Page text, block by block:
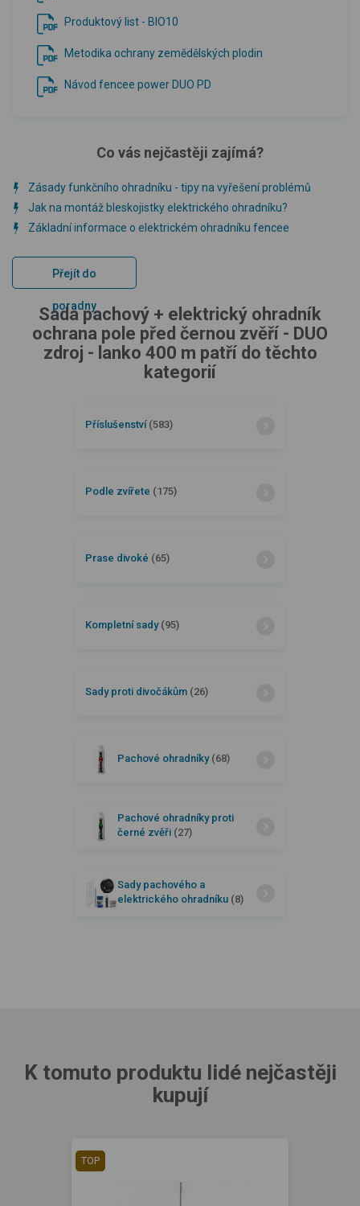
Produktový list - BIO10
Metodika ochrany zemědělských plodin
Návod fencee power DUO PD
Co vás nejčastěji zajímá?
Zásady funkčního ohradníku - tipy na vyřešení problémů
Jak na montáž bleskojistky elektrického ohradníku?
Základní informace o elektrickém ohradníku fencee
Přejít do
poradny
Sada pachový + elektrický ohradník
ochrana pole před černou zvěří - DUO
zdroj - lanko 400 m patří do těchto
kategorií
Příslušenství (583)
Podle zvířete (175)
Prase divoké (65)
Kompletní sady (95)
Sady proti divočákům (26)
Pachové ohradníky (68)
Pachové ohradníky proti
černé zvěři (27)
Sady pachového a
elektrického ohradníku (8)
K tomuto produktu lidé nejčastěji
kupují
TOP